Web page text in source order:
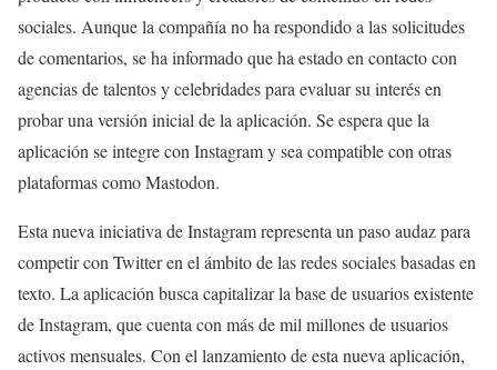
sociales. Aunque la compañía no ha respondido a las solicitudes
de comentarios, se ha informado que ha estado en contacto con
agencias de talentos y celebridades para evaluar su interés en
probar una versión inicial de la aplicación. Se espera que la
aplicación se integre con Instagram y sea compatible con otras
plataformas como Mastodon.
Esta nueva iniciativa de Instagram representa un paso audaz para
competir con Twitter en el ámbito de las redes sociales basadas en
texto. La aplicación busca capitalizar la base de usuarios existente
de Instagram, que cuenta con más de mil millones de usuarios
activos mensuales. Con el lanzamiento de esta nueva aplicación,